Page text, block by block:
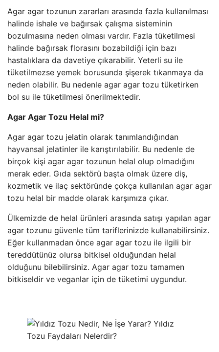
Agar agar tozunun zararları arasında fazla kullanılması
halinde ishale ve bağırsak çalışma sisteminin
bozulmasına neden olması vardır. Fazla tüketilmesi
halinde bağırsak florasını bozabildiği için bazı
hastalıklara da davetiye çıkarabilir. Yeterli su ile
tüketilmezse yemek borusunda şişerek tıkanmaya da
neden olabilir. Bu nedenle agar agar tozu tüketirken
bol su ile tüketilmesi önerilmektedir.
Agar Agar Tozu Helal mi?
Agar agar tozu jelatin olarak tanımlandığından
hayvansal jelatinler ile karıştırılabilir. Bu nedenle de
birçok kişi agar agar tozunun helal olup olmadığını
merak eder. Gıda sektörü başta olmak üzere diş,
kozmetik ve ilaç sektöründe çokça kullanılan agar agar
tozu helal bir madde olarak karşımıza çıkar.
Ülkemizde de helal ürünleri arasında satışı yapılan agar
agar tozunu güvenle tüm tariflerinizde kullanabilirsiniz.
Eğer kullanmadan önce agar agar tozu ile ilgili bir
tereddütünüz olursa bitkisel olduğundan helal
olduğunu bilebilirsiniz. Agar agar tozu tamamen
bitkiseldir ve veganlar için de tüketimi uygundur.